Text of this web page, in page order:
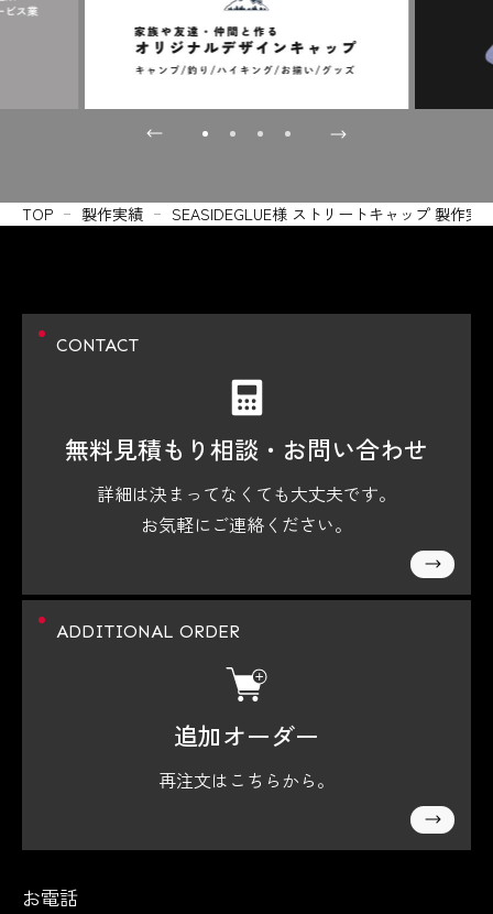
TOP 製作実績 SEASIDEGLUE様 ストリートキャップ 製作実
CONTACT
無料見積もり相談・ お問い合わせ
詳細は決まってなくても大丈夫です。
お気軽にご連絡ください。
ADDITIONAL ORDER
追加オーダー
再注文はこちらから。
お電話